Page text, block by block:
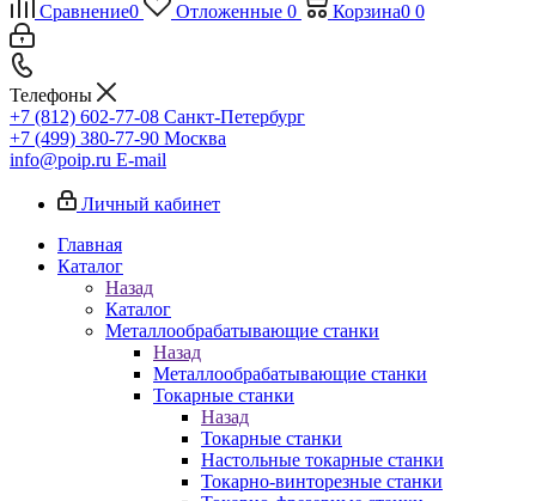
Сравнение0 Отложенные 0 Корзина0 0
Телефоны
+7 (812) 602-77-08 Санкт-Петербург
+7 (499) 380-77-90 Москва
info@poip.ru E-mail
Личный кабинет
Главная
Каталог
Назад
Каталог
Металлообрабатывающие станки
Назад
Металлообрабатывающие станки
Токарные станки
Назад
Токарные станки
Настольные токарные станки
Токарно-винторезные станки